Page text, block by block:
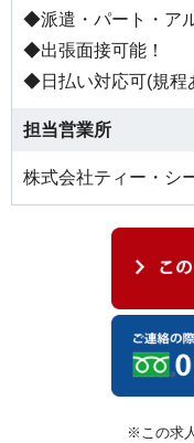
◆派遣・パート・ア
◆出張面接可能！
◆日払い対応可(規程
担当営業所
株式会社ティー・シ
※この求